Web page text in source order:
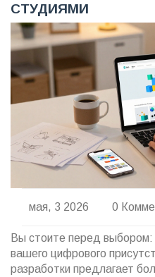
СТУДИЯМИ
мая, 3 2026 0
Вы стоите перед выбором:
вашего цифрового
разработки предлагает